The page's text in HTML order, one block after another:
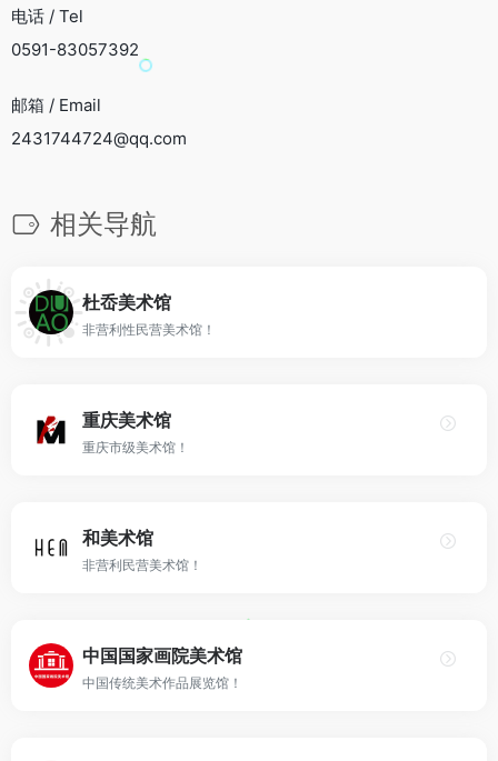
电话 / Tel
0591-83057392
邮箱 / Email
2431744724@qq.com
相关导航
杜岙美术馆
非营利性民营美术馆！
重庆美术馆
重庆市级美术馆！
和美术馆
非营利民营美术馆！
中国国家画院美术馆
中国传统美术作品展览馆！